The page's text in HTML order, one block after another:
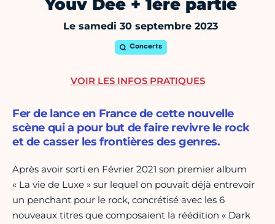
Youv Dee + 1ère partie
Le samedi 30 septembre 2023
Concerts
Fer de lance en France de cette nouvelle
scène qui a pour but de faire revivre le rock
et de casser les frontières des genres.
Après avoir sorti en Février 2021 son premier album
« La vie de Luxe » sur lequel on pouvait déjà entrevoir
un penchant pour le rock, concrétisé avec les 6
nouveaux titres que composaient la réédition « Dark
VOIR LES INFOS PRATIQUES